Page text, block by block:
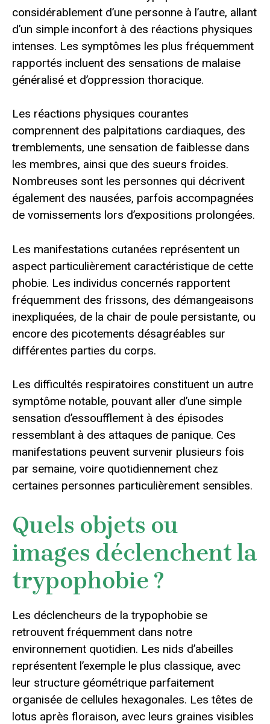
considérablement d’une personne à l’autre, allant
d’un simple inconfort à des réactions physiques
intenses. Les symptômes les plus fréquemment
rapportés incluent des sensations de malaise
généralisé et d’oppression thoracique.
Les réactions physiques courantes
comprennent des palpitations cardiaques, des
tremblements, une sensation de faiblesse dans
les membres, ainsi que des sueurs froides.
Nombreuses sont les personnes qui décrivent
également des nausées, parfois accompagnées
de vomissements lors d’expositions prolongées.
Les manifestations cutanées représentent un
aspect particulièrement caractéristique de cette
phobie. Les individus concernés rapportent
fréquemment des frissons, des démangeaisons
inexpliquées, de la chair de poule persistante, ou
encore des picotements désagréables sur
différentes parties du corps.
Les difficultés respiratoires constituent un autre
symptôme notable, pouvant aller d’une simple
sensation d’essoufflement à des épisodes
ressemblant à des attaques de panique. Ces
manifestations peuvent survenir plusieurs fois
par semaine, voire quotidiennement chez
certaines personnes particulièrement sensibles.
Quels objets ou
images déclenchent la
trypophobie ?
Les déclencheurs de la trypophobie se
retrouvent fréquemment dans notre
environnement quotidien. Les nids d’abeilles
représentent l’exemple le plus classique, avec
leur structure géométrique parfaitement
organisée de cellules hexagonales. Les têtes de
lotus après floraison, avec leurs graines visibles